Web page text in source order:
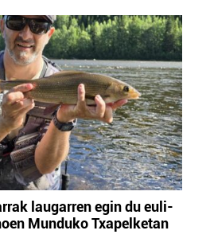
laugarren egin du euli-
Munduko Txapelketan